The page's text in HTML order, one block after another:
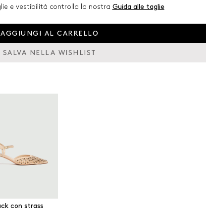
e vestibilità controlla la nostra Guida alle taglie
AGGIUNGI AL CARRELLO
SALVA NELLA WISHLIST
con strass